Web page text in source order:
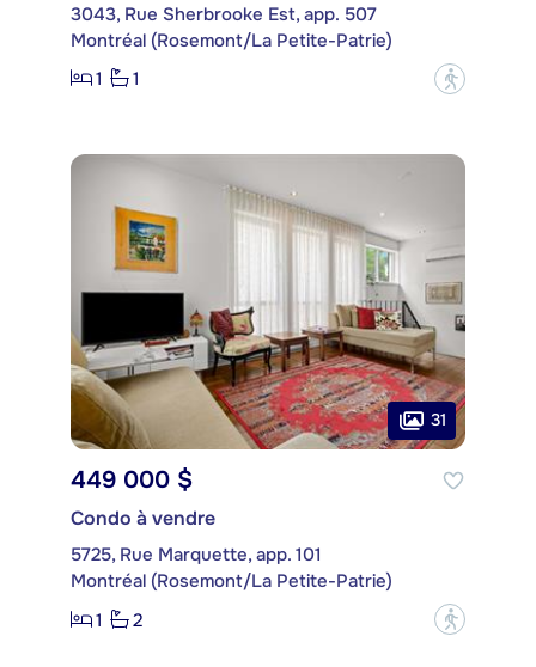
3043, Rue Sherbrooke Est, app. 507
Montréal (Rosemont/La Petite-Patrie)
1
1 ?
31
449 000 $
Condo à vendre
5725, Rue Marquette, app. 101
Montréal (Rosemont/La Petite-Patrie)
1
2 ?